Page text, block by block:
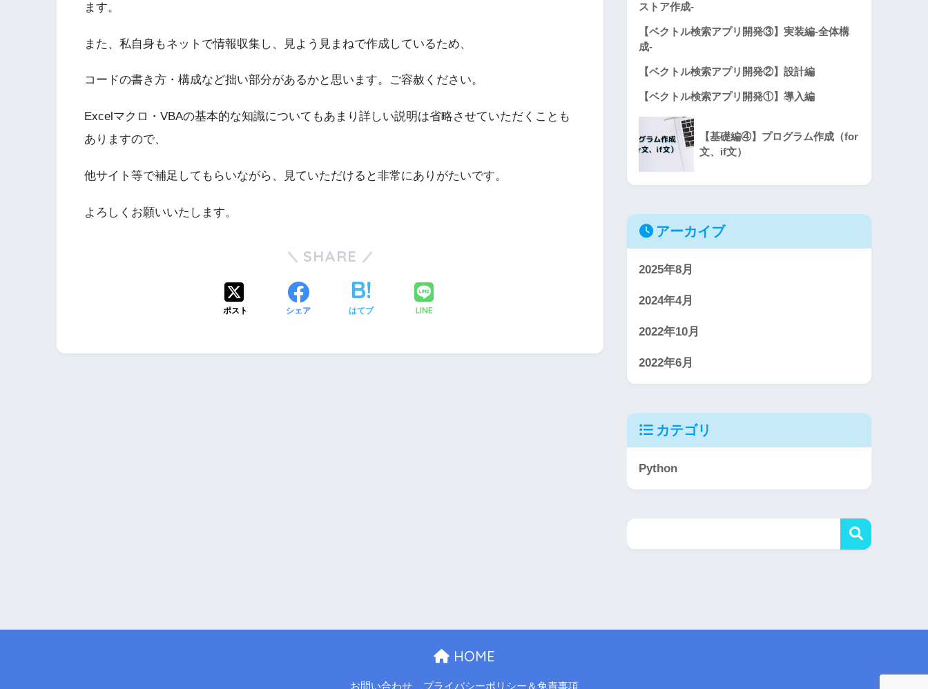
ます。
また、私自身もネットで情報収集し、見よう見まねで作成しているため、
コードの書き方・構成など拙い部分があるかと思います。ご容赦ください。
Excelマクロ・VBAの基本的な知識についてもあまり詳しい説明は省略させていただくことも
ありますので、
他サイト等で補足してもらいながら、見ていただけると非常にありがたいです。
よろしくお願いいたします。
SHARE
ポスト シェア はてブ LINE
ストア作成-
【ベクトル検索アプリ開発③】実装編-全体構
成-
【ベクトル検索アプリ開発②】設計編
【ベクトル検索アプリ開発①】導入編
【基礎編④】プログラム作成（for
文、if文）
アーカイブ
2025年8月
2024年4月
2022年10月
2022年6月
カテゴリ
Python
HOME
お問い合わせ プライバシーポリシー＆免責事項